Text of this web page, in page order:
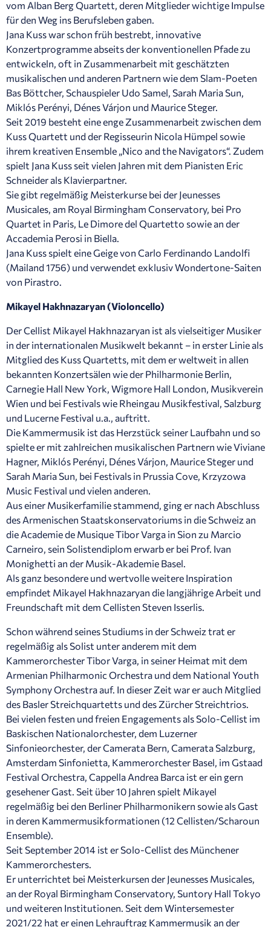
vom Alban Berg Quartett, deren Mitglieder wichtige Impulse
für den Weg ins Berufsleben gaben.
Jana Kuss war schon früh bestrebt, innovative
Konzertprogramme abseits der konventionellen Pfade zu
entwickeln, oft in Zusammenarbeit mit geschätzten
musikalischen und anderen Partnern wie dem Slam-Poeten
Bas Böttcher, Schauspieler Udo Samel, Sarah Maria Sun,
Miklós Perényi, Dénes Várjon und Maurice Steger.
Seit 2019 besteht eine enge Zusammenarbeit zwischen dem
Kuss Quartett und der Regisseurin Nicola Hümpel sowie
ihrem kreativen Ensemble „Nico and the Navigators“. Zudem
spielt Jana Kuss seit vielen Jahren mit dem Pianisten Eric
Schneider als Klavierpartner.
Sie gibt regelmäßig Meisterkurse bei der Jeunesses
Musicales, am Royal Birmingham Conservatory, bei Pro
Quartet in Paris, Le Dimore del Quartetto sowie an der
Accademia Perosi in Biella.
Jana Kuss spielt eine Geige von Carlo Ferdinando Landolfi
(Mailand 1756) und verwendet exklusiv Wondertone-Saiten
von Pirastro.
Mikayel Hakhnazaryan (Violoncello)
Der Cellist Mikayel Hakhnazaryan ist als vielseitiger Musiker
in der internationalen Musikwelt bekannt – in erster Linie als
Mitglied des Kuss Quartetts, mit dem er weltweit in allen
bekannten Konzertsälen wie der Philharmonie Berlin,
Carnegie Hall New York, Wigmore Hall London, Musikverein
Wien und bei Festivals wie Rheingau Musikfestival, Salzburg
und Lucerne Festival u.a., auftritt.
Die Kammermusik ist das Herzstück seiner Laufbahn und so
spielte er mit zahlreichen musikalischen Partnern wie Viviane
Hagner, Miklós Perényi, Dénes Várjon, Maurice Steger und
Sarah Maria Sun, bei Festivals in Prussia Cove, Krzyzowa
Music Festival und vielen anderen.
Aus einer Musikerfamilie stammend, ging er nach Abschluss
des Armenischen Staatskonservatoriums in die Schweiz an
die Academie de Musique Tibor Varga in Sion zu Marcio
Carneiro, sein Solistendiplom erwarb er bei Prof. Ivan
Monighetti an der Musik-Akademie Basel.
Als ganz besondere und wertvolle weitere Inspiration
empfindet Mikayel Hakhnazaryan die langjährige Arbeit und
Freundschaft mit dem Cellisten Steven Isserlis.
Schon während seines Studiums in der Schweiz trat er
regelmäßig als Solist unter anderem mit dem
Kammerorchester Tibor Varga, in seiner Heimat mit dem
Armenian Philharmonic Orchestra und dem National Youth
Symphony Orchestra auf. In dieser Zeit war er auch Mitglied
des Basler Streichquartetts und des Zürcher Streichtrios.
Bei vielen festen und freien Engagements als Solo-Cellist im
Baskischen Nationalorchester, dem Luzerner
Sinfonieorchester, der Camerata Bern, Camerata Salzburg,
Amsterdam Sinfonietta, Kammerorchester Basel, im Gstaad
Festival Orchestra, Cappella Andrea Barca ist er ein gern
gesehener Gast. Seit über 10 Jahren spielt Mikayel
regelmäßig bei den Berliner Philharmonikern sowie als Gast
in deren Kammermusikformationen (12 Cellisten/Scharoun
Ensemble).
Seit September 2014 ist er Solo-Cellist des Münchener
Kammerorchesters.
Er unterrichtet bei Meisterkursen der Jeunesses Musicales,
an der Royal Birmingham Conservatory, Suntory Hall Tokyo
und weiteren Institutionen. Seit dem Wintersemester
2021/22 hat er einen Lehrauftrag Kammermusik an der